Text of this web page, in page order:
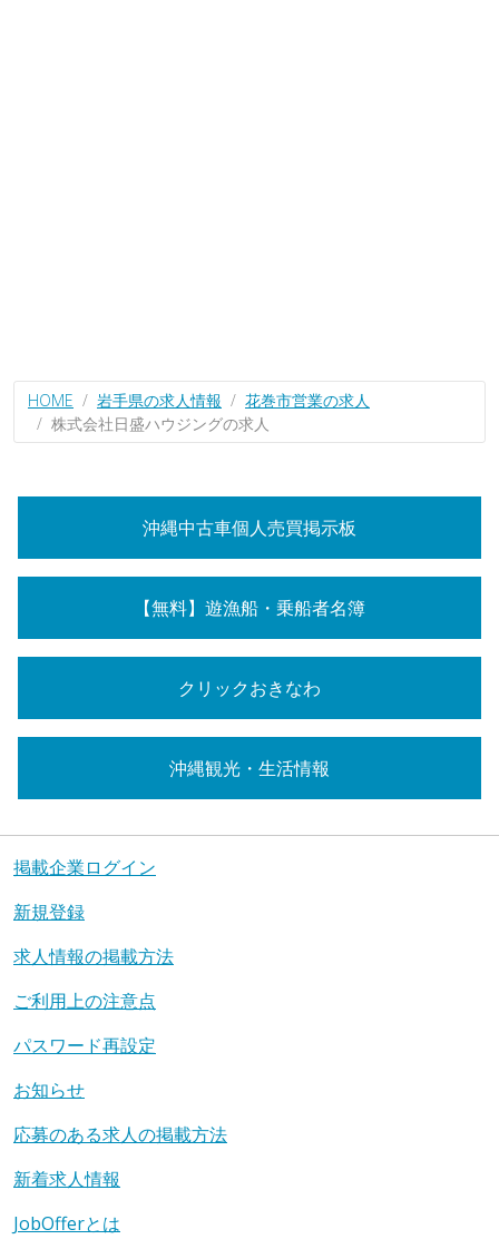
HOME 岩手県の求人情報
花巻市営業の求人
株式会社日盛ハウジングの求人
沖縄中古車個人売買掲示板
【無料】遊漁船・乗船者名簿
クリックおきなわ
沖縄観光・生活情報
掲載企業ログイン
新規登録
求人情報の掲載方法
ご利用上の注意点
パスワード再設定
お知らせ
応募のある求人の掲載方法
新着求人情報
JobOfferとは